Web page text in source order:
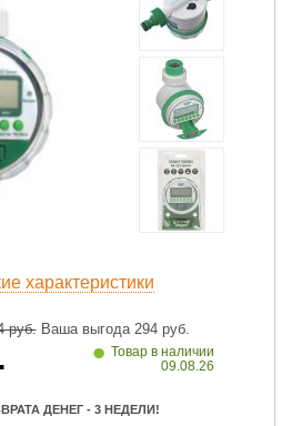
характеристики
руб. Ваша выгода294руб.
• Товар в наличии
09.08.26
ДЕНЕГ - 3 НЕДЕЛИ!